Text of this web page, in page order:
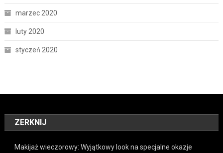
marzec 2020
luty 2020
styczeń 2020
ZERKNIJ
Makijaż wieczorowy: Wyjątkowy look na specjalne okazje